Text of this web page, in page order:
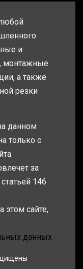
и
монтажные
а также
резки
данном
только с
за
146
этом сайте,
данных